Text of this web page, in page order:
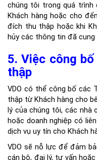
chúng tôi trong quá trình
Khách hàng hoặc cho
đích thu thập hoặc khi
hủy các thông tin đã cung
5. Việc công
thập
VDO có thể công bố các
thập từ Khách hàng cho
lý của chúng tôi, các nhà
hoặc doanh nghiệp có
dịch vụ uy tín cho Khách
VDO sẽ nỗ lực để đảm
cán bộ, đại lý, tư vấn